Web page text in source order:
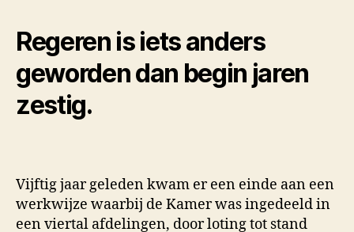
Regeren is iets anders
geworden dan begin jaren
zestig.
Vijftig jaar geleden kwam er een einde aan een
werkwijze waarbij de Kamer was ingedeeld in
een viertal afdelingen, door loting tot stand